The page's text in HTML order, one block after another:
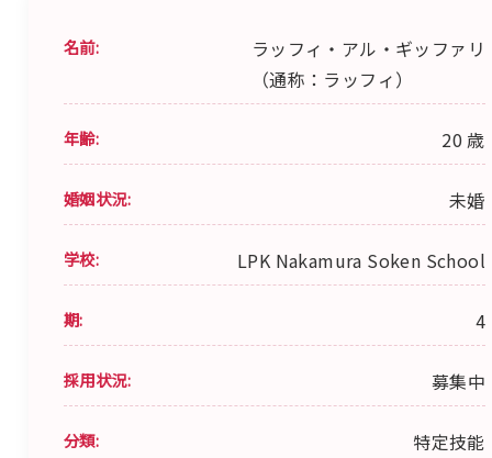
名前:
ラッフィ・アル・ギッファリ
（通称：ラッフィ）
年齢: 20 歳
婚姻状況: 未婚
学校: LPK Nakamura Soken School
期: 4
採用状況: 募集中
分類: 特定技能